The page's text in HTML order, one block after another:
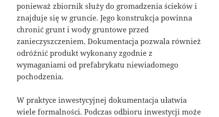
ponieważ zbiornik służy do gromadzenia ścieków i
znajduje się w gruncie. Jego konstrukcja powinna
chronić grunt i wody gruntowe przed
zanieczyszczeniem. Dokumentacja pozwala również
odróżnić produkt wykonany zgodnie z
wymaganiami od prefabrykatu niewiadomego
pochodzenia.
W praktyce inwestycyjnej dokumentacja ułatwia
wiele formalności. Podczas odbioru inwestycji może